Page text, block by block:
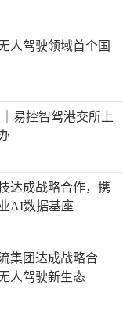
人驾驶领域首个国
易控智驾港交所上
达成战略合作，携
AI数据基座
集团达成战略合
人驾驶新生态